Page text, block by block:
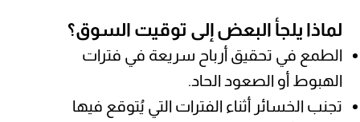
لماذا يلجأ البعض إلى توقيت السوق؟
الطمع في تحقيق أرباح سريعة في فترات
الهبوط أو الصعود الحاد.
تجنب الخسائر أثناء الفترات التي يُتوقع فيها